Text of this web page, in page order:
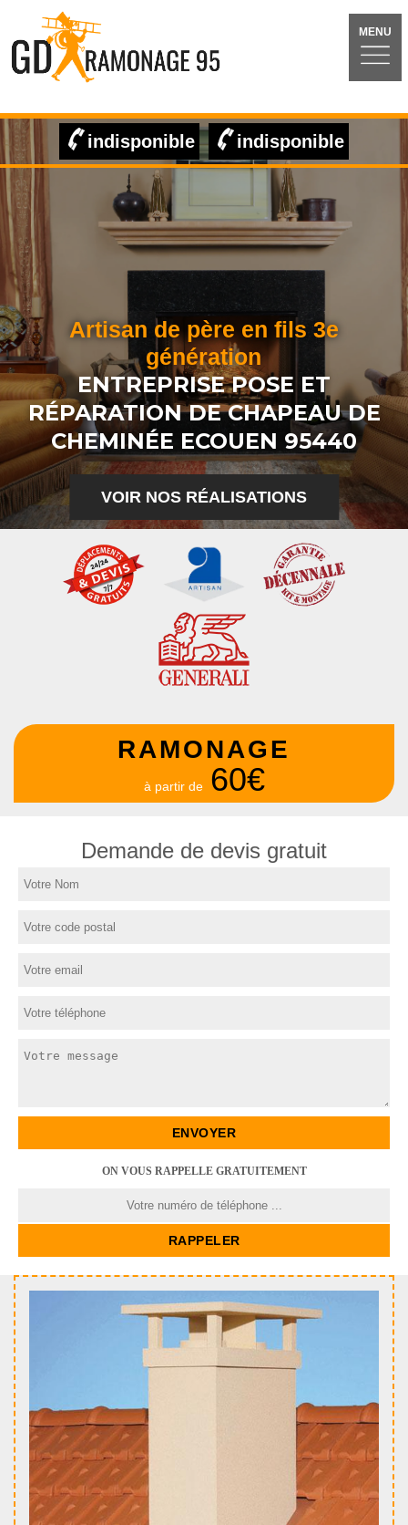
MENU
indisponible indisponible
Artisan de père en fils 3e
génération
ENTREPRISE POSE ET
RÉPARATION DE CHAPEAU DE
CHEMINÉE ECOUEN 95440
VOIR NOS RÉALISATIONS
RAMONAGE
à partir de 60€
Demande de devis gratuit
ON VOUS RAPPELLE GRATUITEMENT